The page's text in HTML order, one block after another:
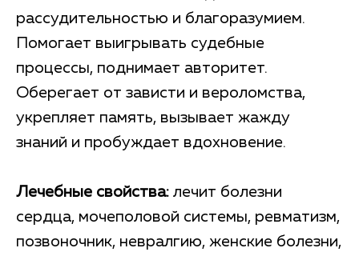
рассудительностью и благоразумием.
Помогает выигрывать судебные
процессы, поднимает авторитет.
Оберегает от зависти и вероломства,
укрепляет память, вызывает жажду
знаний и пробуждает вдохновение.
Лечебные свойства: лечит болезни
сердца, мочеполовой системы, ревматизм,
позвоночник, невралгию, женские болезни,